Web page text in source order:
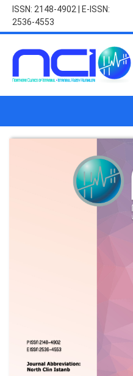
ISSN: 2148-4902 | E-ISSN:
2536-4553